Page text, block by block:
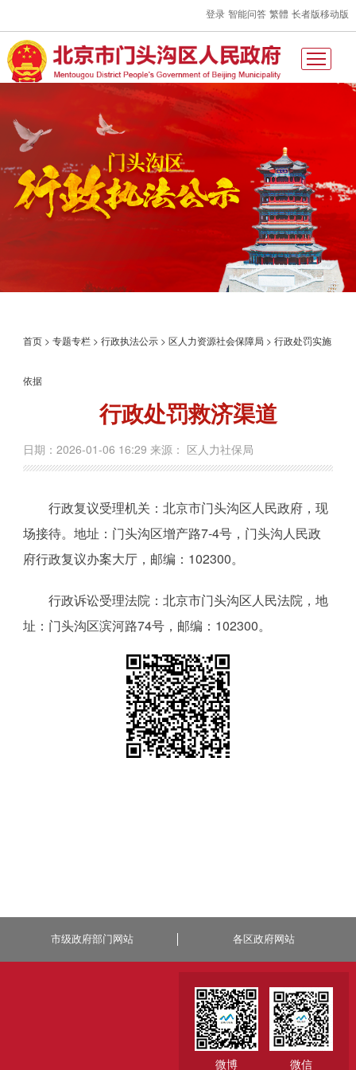
登录 智能问答 繁體 长者版移动版
首页 >专题专栏 >行政执法公示 >区人力资源社会保障局 >行政处罚实施
依据
行政处罚救济渠道
日期：2026-01-06 16:29 来源： 区人力社保局
行政复议受理机关：北京市门头沟区人民政府，现
场接待。地址：门头沟区增产路7-4号，门头沟人民政
府行政复议办案大厅，邮编：102300。
行政诉讼受理法院：北京市门头沟区人民法院，地
址：门头沟区滨河路74号，邮编：102300。
市级政府部门网站 各区政府网站
微博 微信